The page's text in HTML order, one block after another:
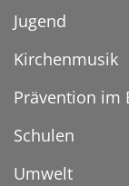
Jugend
Kirchenmusik
Prävention im
Schulen
Umwelt